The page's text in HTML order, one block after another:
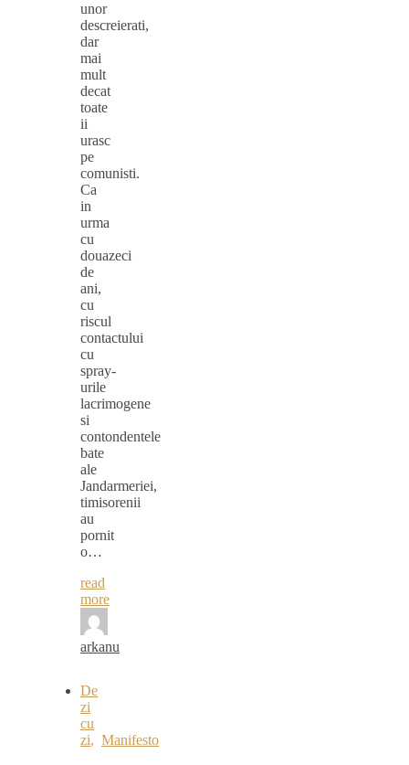
unor
descreierati,
dar
mai
mult
decat
toate
ii
urasc
pe
comunisti.
Ca
in
urma
cu
douazeci
de
ani,
cu
riscul
contactului
cu
spray-
urile
lacrimogene
si
contondentele
bate
ale
Jandarmeriei,
timisorenii
au
pornit
o…
read
more
arkanu
De
zi
cu
zi, Manifesto